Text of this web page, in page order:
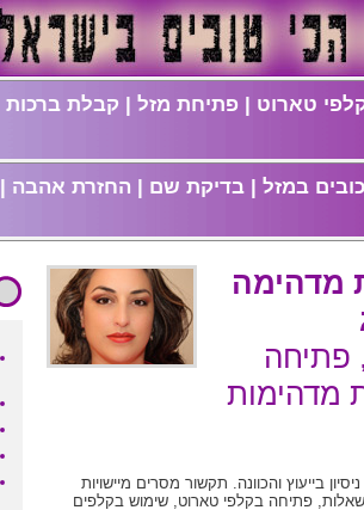
טארוט | פתיחת מזל | קבלת ברכות
במזל | בדיקת שם | החזרת אהבה |
מדהימה
פתיחה
מדהימות
בייעוץ והכוונה. תקשור מסרים מיישויות
שאלות, פתיחה בקלפי טארוט, שימוש בקלפים